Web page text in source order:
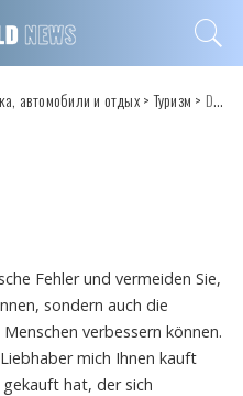
автомобили и отдых>Туризм > Die Beziehungen zu
Fehler und vermeiden Sie,
sondern auch die
verbessern können.
mich Ihnen kauft
hat, der sich